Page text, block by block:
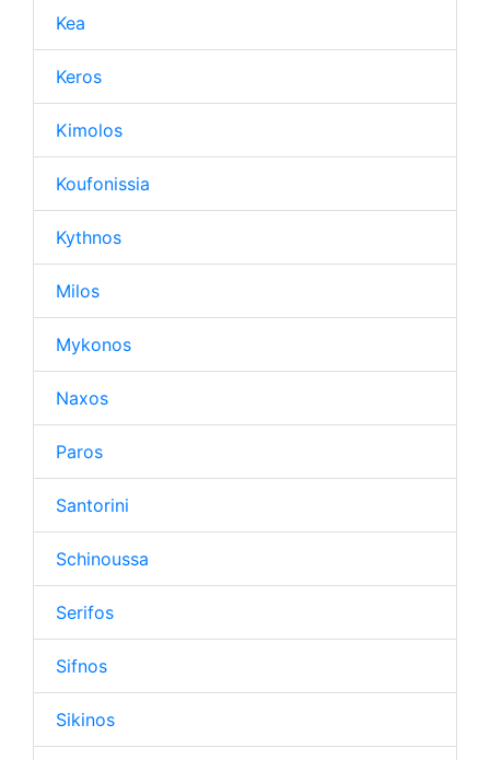
Kea
Keros
Kimolos
Koufonissia
Kythnos
Milos
Mykonos
Naxos
Paros
Santorini
Schinoussa
Serifos
Sifnos
Sikinos